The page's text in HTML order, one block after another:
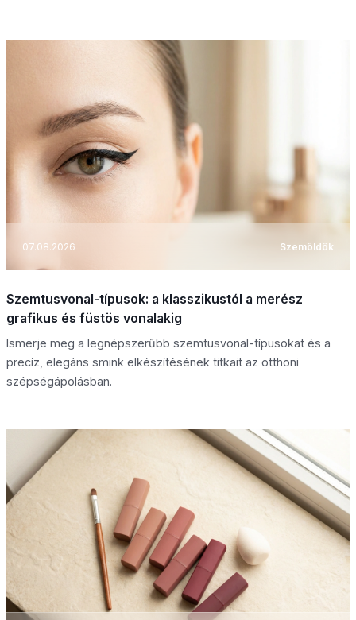
07.08.2026 Szemöldök
Szemtusvonal-típusok: a klasszikustól a merész
grafikus és füstös vonalakig
Ismerje meg a legnépszerűbb szemtusvonal-típusokat és a
precíz, elegáns smink elkészítésének titkait az otthoni
szépségápolásban.